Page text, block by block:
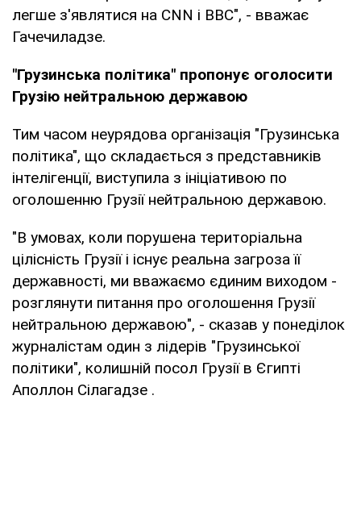
легше з'являтися на CNN і ВВС", - вважає
Гачечиладзе.
"Грузинська політика" пропонує оголосити
Грузію нейтральною державою
Тим часом неурядова організація "Грузинська
політика", що складається з представників
інтелігенції, виступила з ініціативою по
оголошенню Грузії нейтральною державою.
"В умовах, коли порушена територіальна
цілісність Грузії і існує реальна загроза її
державності, ми вважаємо єдиним виходом -
розглянути питання про оголошення Грузії
нейтральною державою", - сказав у понеділок
журналістам один з лідерів "Грузинської
політики", колишній посол Грузії в Єгипті
Аполлон Сілагадзе .